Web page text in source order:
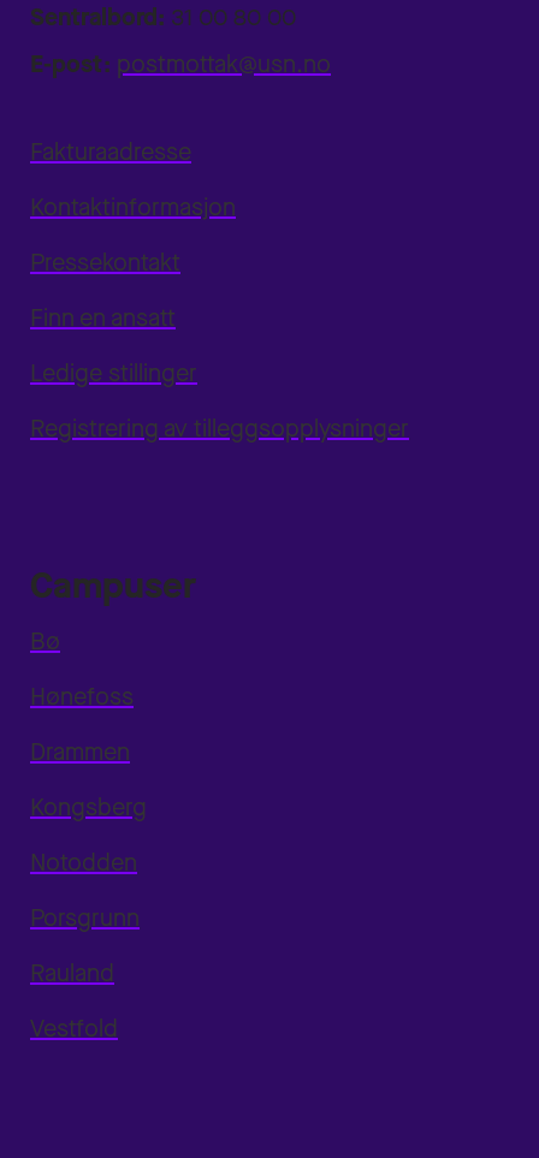
Sentralbord: 31 00 80 00
E-post: postmottak@usn.no
Fakturaadresse
Kontaktinformasjon
Pressekontakt
Finn en ansatt
Ledige stillinger
Registrering av tilleggsopplysninger
Campuser
Bø
Hønefoss
Drammen
Kongsberg
Notodden
Porsgrunn
Rauland
Vestfold